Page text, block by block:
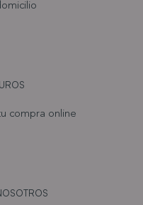
compra online